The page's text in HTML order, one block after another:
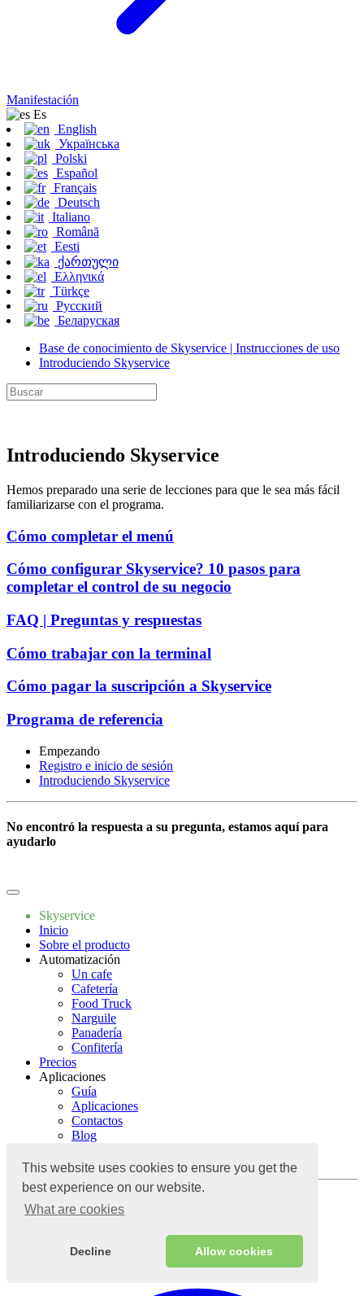
This website uses cookies to ensure you get the
best experience on our website.
What are cookies
Decline Allow cookies
Manifestación
Es
English
Українська
Polski
Español
Français
Deutsch
Italiano
Română
Eesti
ქართული
Ελληνικά
Türkçe
Русский
Беларуская
Base de conocimiento de Skyservice | Instrucciones de uso
Introduciendo Skyservice
Introduciendo Skyservice
Hemos preparado una serie de lecciones para que le sea más fácil
familiarizarse con el programa.
Cómo completar el menú
Cómo configurar Skyservice? 10 pasos para
completar el control de su negocio
FAQ | Preguntas y respuestas
Cómo trabajar con la terminal
Cómo pagar la suscripción a Skyservice
Programa de referencia
Empezando
Registro e inicio de sesión
Introduciendo Skyservice
No encontró la respuesta a su pregunta, estamos aquí para
ayudarlo
Skyservice
Inicio
Sobre el producto
Automatización
Un cafe
Cafetería
Food Truck
Narguile
Panadería
Confitería
Precios
Aplicaciones
Guía
Aplicaciones
Contactos
Blog
Contactos
Iniciar sesión